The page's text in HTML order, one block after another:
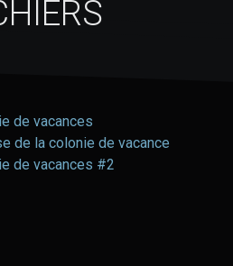
de vacances
de la colonie de vacance
de vacances #2